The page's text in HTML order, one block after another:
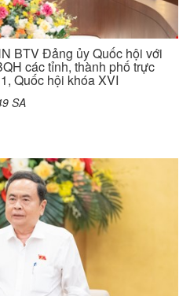
BTV Đảng ủy Quốc hội với
các tỉnh, thành phố trực
Quốc hội khóa XVI
SA